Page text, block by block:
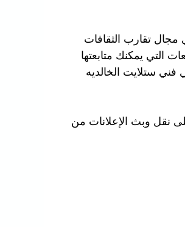
مجال تقارب الثقافات
التي يمكنك متابعتها
ستلايت الخالديه
نقل وبث الإعلانات من